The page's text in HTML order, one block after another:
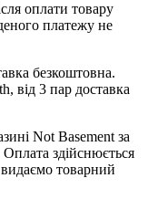
оплати товару
платежу не
безкоштовна.
від 3 пар доставка
Not Basement за
здійснюється
товарний